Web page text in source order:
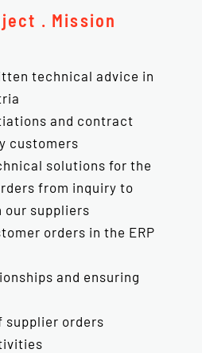
. Mission
technical advice in
and contract
customers
solutions for the
from inquiry to
our suppliers
orders in the ERP
and ensuring
supplier orders